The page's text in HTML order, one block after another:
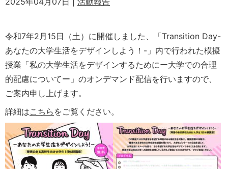
令和7年2月15日（土）に開催しました、「Transition Day-
あなたの大学生活をデザインしよう！-」内で行われた模擬
授業「私の大学生活をデザインするためにー大学での合理
的配慮についてー」のオンデマンド配信を行いますので、
ご案内申し上げます。
詳細はこちら をご覧ください。